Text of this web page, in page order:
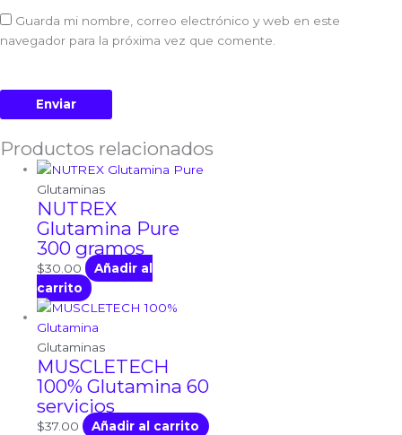
Guarda mi nombre, correo electrónico y web en este
navegador para la próxima vez que comente.
Productos relacionados
Glutaminas
NUTREX
Glutamina Pure
300 gramos
$30.00
Añadir al
carrito
Glutaminas
MUSCLETECH
100% Glutamina 60
servicios
$37.00 Añadir al carrito